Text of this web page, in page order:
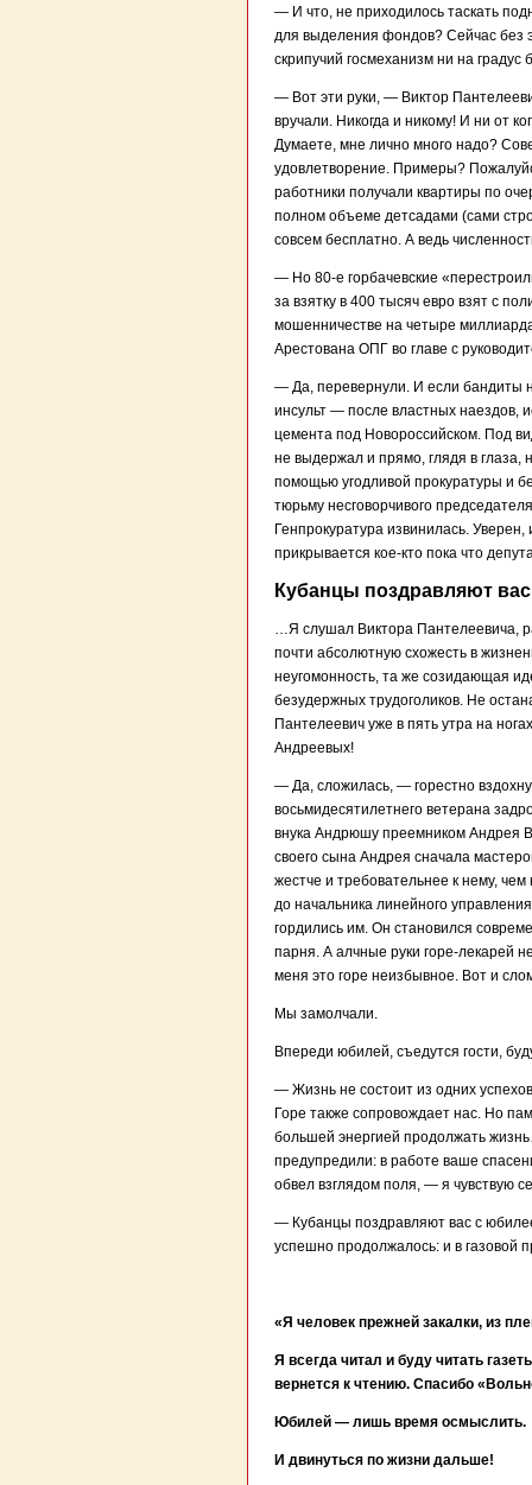
— И что, не приходилось таскать
для выделения фондов? Сейчас без
скрипучий госмеханизм ни на градус
— Вот эти руки, — Виктор
вручали. Никогда и никому! И ни от
Думаете, мне лично много надо?
удовлетворение. Примеры?
работники получали квартиры по
полном объеме детсадами (сами
совсем бесплатно. А ведь
— Но 80-е горбачевские
за взятку в 400 тысяч евро взят с
мошенничестве на четыре
Арестована ОПГ во главе с
— Да, перевернули. И если бандиты
инсульт — после властных наездов,
цемента под Новороссийском. Под
не выдержал и прямо, глядя в глаза,
помощью угодливой прокуратуры и
тюрьму несговорчивого
Генпрокуратура извинилась.
прикрывается кое-кто пока что
Кубанцы поздравляют
…Я слушал Виктора Пантелеевича,
почти абсолютную схожесть в
неугомонность, та же созидающая
безудержных трудоголиков. Не
Пантелеевич уже в пять утра на
Андреевых!
— Да, сложилась, — горестно
восьмидесятилетнего ветерана
внука Андрюшу преемником Андрея
своего сына Андрея сначала
жестче и требовательнее к нему,
до начальника линейного
гордились им. Он становился
парня. А алчные руки горе-лекарей
меня это горе неизбывное. Вот и
Мы замолчали.
Впереди юбилей, съедутся гости,
— Жизнь не состоит из одних
Горе также сопровождает нас. Но
большей энергией продолжать
предупредили: в работе ваше
обвел взглядом поля, — я чувствую
— Кубанцы поздравляют вас с
успешно продолжалось: и в газовой
«Я человек прежней закалки, из
Я всегда читал и буду читать
вернется к чтению. Спасибо
Юбилей — лишь время осмыслить.
И двинуться по жизни дальше!